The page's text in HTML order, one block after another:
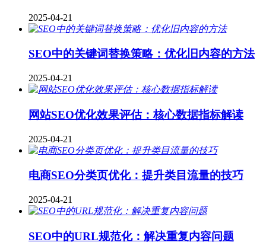
2025-04-21
SEO中的关键词替换策略：优化旧内容的方法
2025-04-21
网站SEO优化效果评估：核心数据指标解读
2025-04-21
电商SEO分类页优化：提升类目流量的技巧
2025-04-21
SEO中的URL规范化：解决重复内容问题